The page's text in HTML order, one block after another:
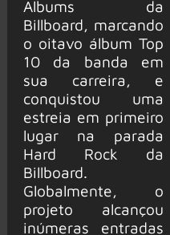
Albums da
Billboard, marcando
o oitavo álbum Top
10 da banda em
sua carreira, e
conquistou uma
estreia em primeiro
lugar na parada
Hard Rock da
Billboard.
Globalmente, o
projeto alcançou
inúmeras entradas